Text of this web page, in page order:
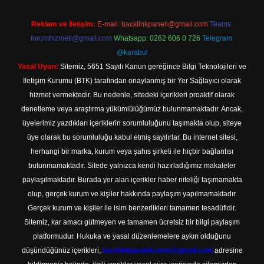
Reklam ve İletişim: E-mail: backlinkpaneli@gmail.com Teams:
forumhizmeti@gmail.com Whatsapp: 0262 606 0 726 Telegram:
@karabul
Yasal Uyarı: Sitemiz, 5651 Sayılı Kanun gereğince Bilgi Teknolojileri ve
İletişim Kurumu (BTK) tarafından onaylanmış bir Yer Sağlayıcı olarak
hizmet vermektedir. Bu nedenle, sitedeki içerikleri proaktif olarak
denetleme veya araştırma yükümlülüğümüz bulunmamaktadır. Ancak,
üyelerimiz yazdıkları içeriklerin sorumluluğunu taşımakta olup, siteye
üye olarak bu sorumluluğu kabul etmiş sayılırlar. Bu internet sitesi,
herhangi bir marka, kurum veya şahıs şirketi ile hiçbir bağlantısı
bulunmamaktadır. Sitede yalnızca kendi hazırladığımız makaleler
paylaşılmaktadır. Burada yer alan içerikler haber niteliği taşımamakta
olup, gerçek kurum ve kişiler hakkında paylaşım yapılmamaktadır.
Gerçek kurum ve kişiler ile isim benzerlikleri tamamen tesadüfidir.
Sitemiz, kar amacı gütmeyen ve tamamen ücretsiz bir bilgi paylaşım
platformudur. Hukuka ve yasal düzenlemelere aykırı olduğunu
düşündüğünüz içerikleri, backlinkpanelicomtr@gmail.com adresine